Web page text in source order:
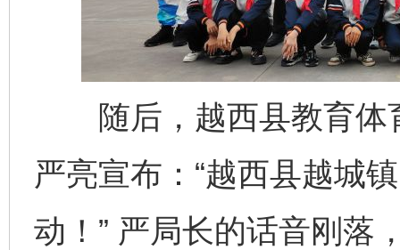
随后，越西县教育体
严亮宣布：“越西县越城
动！” 严局长的话音刚落